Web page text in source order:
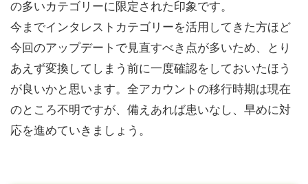
の多いカテゴリーに限定された印象です。
今までインタレストカテゴリーを活用してきた方ほど
今回のアップデートで見直すべき点が多いため、とり
あえず変換してしまう前に一度確認をしておいたほう
が良いかと思います。全アカウントの移行時期は現在
のところ不明ですが、備えあれば患いなし、早めに対
応を進めていきましょう。